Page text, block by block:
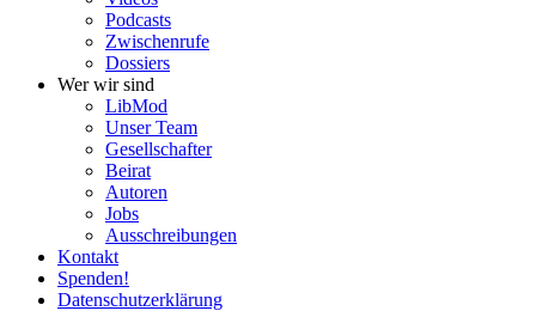
Podcasts
Zwischenrufe
Dossiers
Wer wir sind
LibMod
Unser Team
Gesell­schafter
Beirat
Autoren
Jobs
Ausschrei­bungen
Kontakt
Spenden!
Daten­schutz­er­klärung